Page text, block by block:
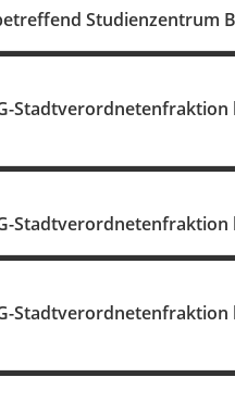
Studienzentrum